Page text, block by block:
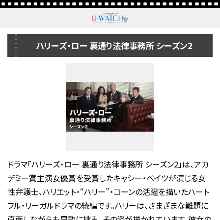
ハリーズ・ロー 裏通り法律事務所 シーズン2
ドラマ「ハリーズ・ロー 裏通り法律事務所 シーズン2」は、アカ
デミー賞主演女優賞を受賞したキャシー・ベイツが演じる女
性弁護士、ハリエット・“ハリー”・コーンの活躍を描いたハート
フル・リーガルドラマの続編です。ハリーは、さまざまな難題に